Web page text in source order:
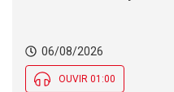
06/08/2026
OUVIR 01:00